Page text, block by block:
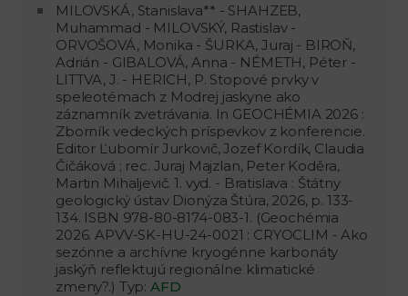
MILOVSKÁ, Stanislava** - SHAHZEB,
Muhammad - MILOVSKÝ, Rastislav -
ORVOŠOVÁ, Monika - ŠURKA, Juraj - BIROŇ,
Adrián - GIBALOVÁ, Anna - NÉMETH, Péter -
LITTVA, J. - HERICH, P. Stopové prvky v
speleotémach z Modrej jaskyne ako
záznamník zvetrávania. In GEOCHÉMIA 2026 :
Zborník vedeckých príspevkov z konferencie.
Editor Ľubomír Jurkovič, Jozef Kordík, Claudia
Čičáková ; rec. Juraj Majzlan, Peter Koděra,
Martin Mihaljevič. 1. vyd. - Bratislava : Štátny
geologický ústav Dionýza Štúra, 2026, p. 133-
134. ISBN 978-80-8174-083-1. (Geochémia
2026. APVV-SK-HU-24-0021 : CRYOCLIM - Ako
sezónne a archívne kryogénne karbonáty
jaskýň reflektujú regionálne klimatické
zmeny?.) Typ: AFD